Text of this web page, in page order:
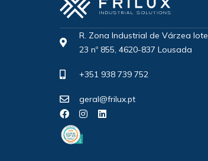
R. Zona Industrial de Várzea lote
23 nº 855, 4620-837 Lousada
+351 938 739 752
geral@frilux.pt